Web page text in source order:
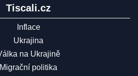
Tiscali.cz
Inflace
Ukrajina
na Ukrajině
Migrační politika